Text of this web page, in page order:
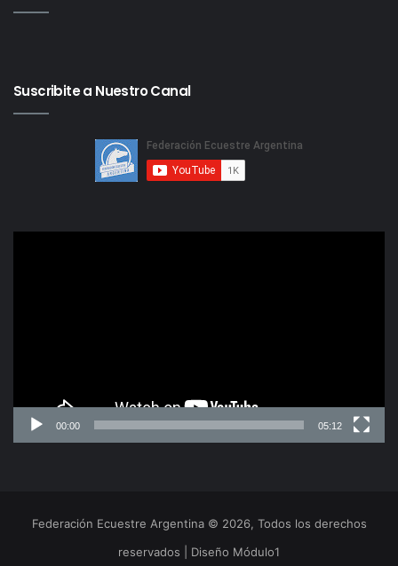
Suscribite a Nuestro Canal
00:00 05:12
Federación Ecuestre Argentina © 2026, Todos los derechos
reservados | Diseño Módulo1